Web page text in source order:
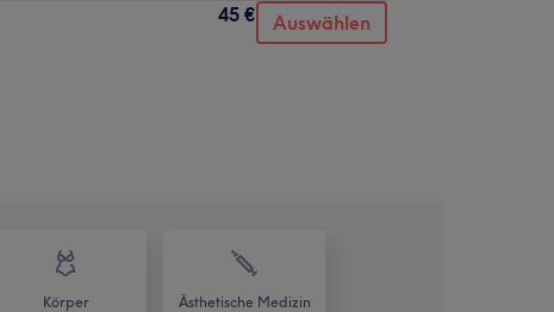
45 € Auswählen
Körper Ästhetische Medizin